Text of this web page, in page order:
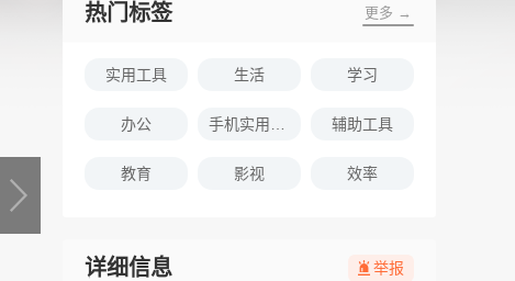
热门标签 更多 →
实用工具 生活 学习
办公 辅助工具
教育 影视 效率
详细信息 举报